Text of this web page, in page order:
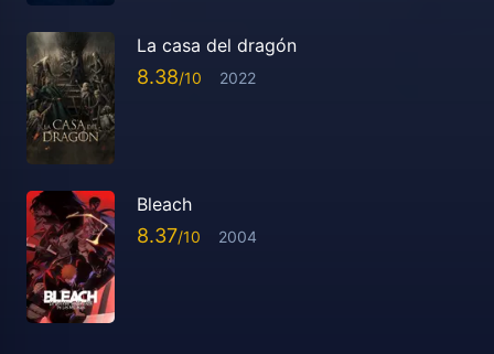
La casa del dragón
8.38 2022
Bleach
8.37 2004